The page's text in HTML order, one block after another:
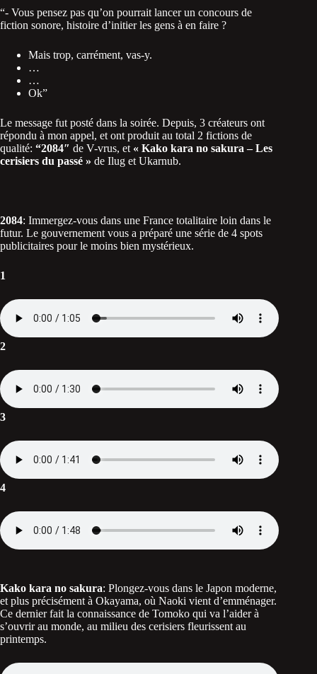
“- Vous pensez pas qu’on pourrait lancer un concours de
fiction sonore, histoire d’initier les gens à en faire ?
Mais trop, carrément, vas-y.
…
…
Ok”
Le message fut posté dans la soirée. Depuis, 3 créateurs ont
répondu à mon appel, et ont produit au total 2 fictions de
qualité: “2084″ de V-vrus, et « Kako kara no sakura – Les
cerisiers du passé » de Ilug et Ukarnub.
2084: Immergez-vous dans une France totalitaire loin dans le
futur. Le gouvernement vous a préparé une série de 4 spots
publicitaires pour le moins bien mystérieux.
1
2
3
4
Kako kara no sakura: Plongez-vous dans le Japon moderne,
et plus précisément à Okayama, où Naoki vient d’emménager.
Ce dernier fait la connaissance de Tomoko qui va l’aider à
s’ouvrir au monde, au milieu des cerisiers fleurissent au
printemps.